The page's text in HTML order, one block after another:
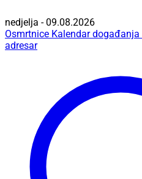
nedjelja - 09.08.2026
Osmrtnice Kalendar događanja
adresar